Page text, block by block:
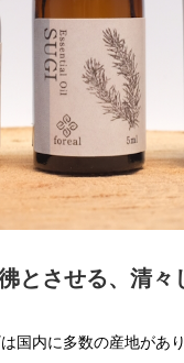
とさせる、清々
国内に多数の産地があり